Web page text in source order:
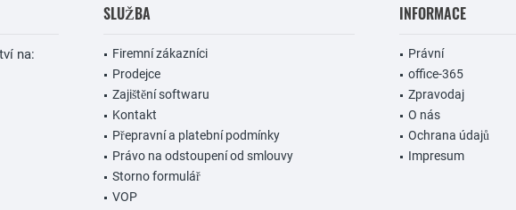
na:
SLUŽBA
Firemní zákazníci
Prodejce
Zajištění softwaru
Kontakt
Přepravní a platební podmínky
Právo na odstoupení od smlouvy
Storno formulář
VOP
INFORMACE
Právní
office-365
Zpravodaj
O nás
Ochrana údajů
Impresum